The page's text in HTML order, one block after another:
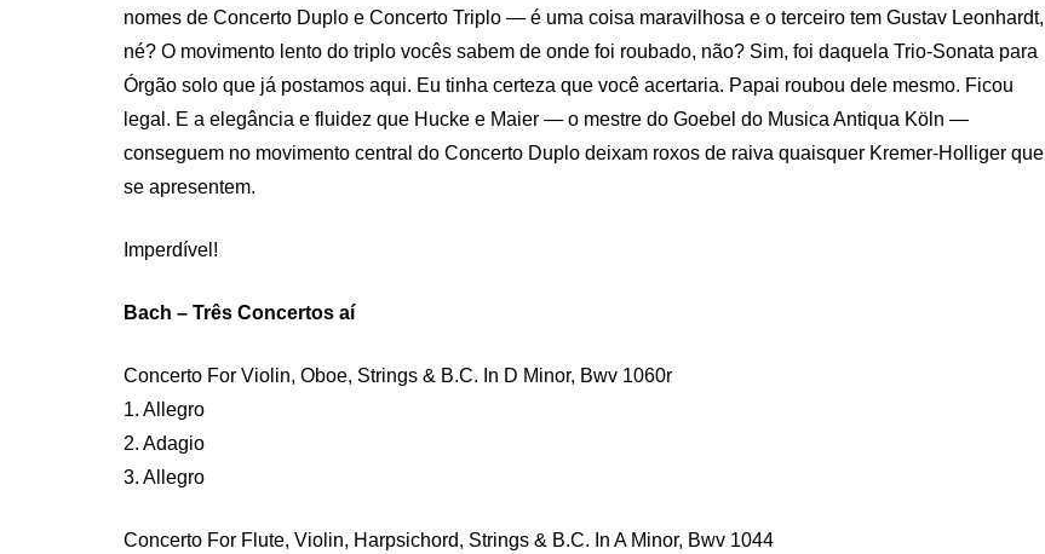
nomes de Concerto Duplo e Concerto Triplo — é uma coisa maravilhosa e o terceiro tem Gustav Leonhardt,
né? O movimento lento do triplo vocês sabem de onde foi roubado, não? Sim, foi daquela Trio-Sonata para
Órgão solo que já postamos aqui. Eu tinha certeza que você acertaria. Papai roubou dele mesmo. Ficou
legal. E a elegância e fluidez que Hucke e Maier — o mestre do Goebel do Musica Antiqua Köln —
conseguem no movimento central do Concerto Duplo deixam roxos de raiva quaisquer Kremer-Holliger que
se apresentem.
Imperdível!
Bach – Três Concertos aí
Concerto For Violin, Oboe, Strings & B.C. In D Minor, Bwv 1060r
1. Allegro
2. Adagio
3. Allegro
Concerto For Flute, Violin, Harpsichord, Strings & B.C. In A Minor, Bwv 1044